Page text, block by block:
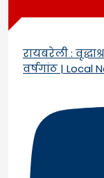
रायबरेली :
वर्षगांठ | Local